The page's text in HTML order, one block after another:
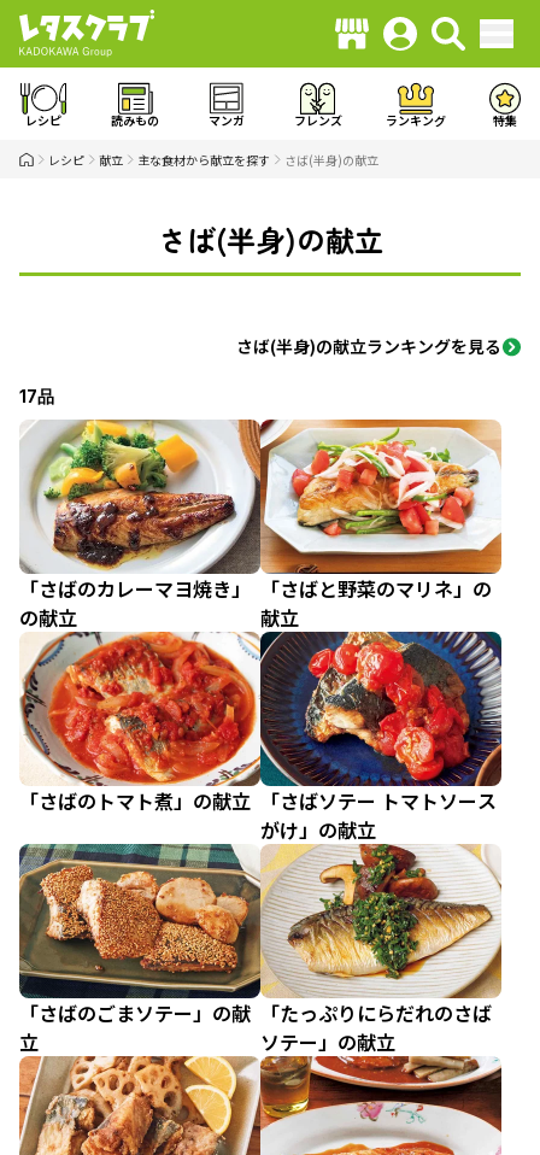
レシピ 読みもの マンガ フレンズ ランキング 特集
レシピ 献立 主な食材から献立を探す さば(半身)の献立
さば(半身)の献立
さば(半身)の献立ランキングを見る
17品
「さばのカレーマヨ焼き」
の献立
「さばと野菜のマリネ」の
献立
「さばのトマト煮」の献立
「さばソテー トマトソース
がけ」の献立
「さばのごまソテー」の献
立
「たっぷりにらだれのさば
ソテー」の献立